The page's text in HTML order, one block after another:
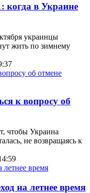
когда в Украине
украинцы
жить по зимнему
к вопросу об
чтобы Украина
не возвращаясь к
на летнее время